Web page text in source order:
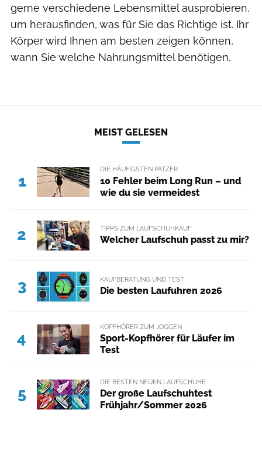
gerne verschiedene Lebensmittel ausprobieren,
um herausfinden, was für Sie das Richtige ist. Ihr
Körper wird Ihnen am besten zeigen können,
wann Sie welche Nahrungsmittel benötigen.
MEIST GELESEN
1
DIE HÄUFIGSTEN PATZER
10 Fehler beim Long Run – und
wie du sie vermeidest
2 TIPPS ZUM LAUFSCHUHKAUF
Welcher Laufschuh passt zu mir?
3 KAUFBERATUNG UND TEST
Die besten Laufuhren 2026
4
KOPFHÖRER ZUM JOGGEN
Sport-Kopfhörer für Läufer im
Test
5
DIE BESTEN NEUEN LAUFSCHUHE
Der große Laufschuhtest
Frühjahr/Sommer 2026